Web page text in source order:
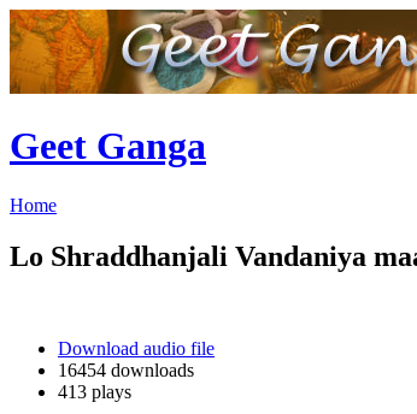
Geet Ganga
Home
Lo Shraddhanjali Vandaniya maa-
Download audio file
16454 downloads
413 plays